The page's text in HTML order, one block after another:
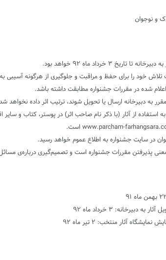
و نوجوان
۳ خرداد ماه ۹۲ خواهد بود.
تلاش خود را برای حفظ و مراقبت و جلوگیری از هرگونه
اعلام شده در مقررات جشنواره مطابقت داشته باشد.
به دبیرخانه ارسال یا تحویل شوند، ترتیب اثر داده نخواهد
استفاده از آثار (با ذکر نام صاحب اثر) در پوستر، کتاب و
در سایت جشنواره به اطلاع عموم خواهد رسید.
پذیرفتن مقررات جشنواره است و تصمیم‌گیری درباره‌ی
۳ خرداد ماه ۹۲
آثار منتخب: ۲ تیر ماه ۹۲